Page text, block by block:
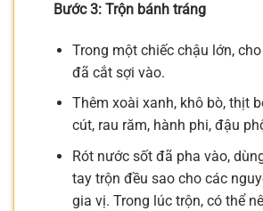
Bước 3: Trộn bánh tráng
Trong một chiếc chậu lớn,
đã cắt sợi vào.
Thêm xoài xanh, khô bò, thịt
cút, rau răm, hành phi, đậu
Rót nước sốt đã pha vào,
tay trộn đều sao cho các
gia vị. Trong lúc trộn, có thể